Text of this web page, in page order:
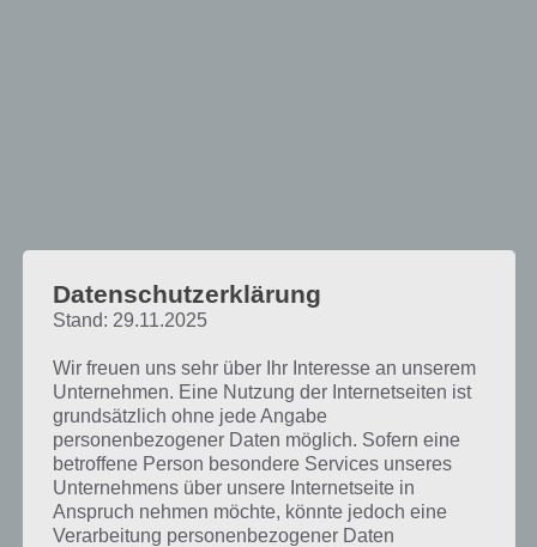
High School Story: Errichte deine eigene
Schule mit deinem Campus
Datenschutzerklärung
Stand: 29.11.2025
Wir freuen uns sehr über Ihr Interesse an unserem
Unternehmen. Eine Nutzung der Internetseiten ist
grundsätzlich ohne jede Angabe
personenbezogener Daten möglich. Sofern eine
betroffene Person besondere Services unseres
Unternehmens über unsere Internetseite in
Anspruch nehmen möchte, könnte jedoch eine
Verarbeitung personenbezogener Daten